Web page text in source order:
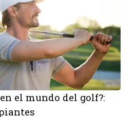
el mundo del golf?: